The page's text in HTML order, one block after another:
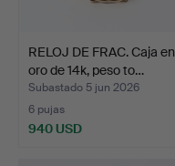
RELOJ DE FRAC. Caja en
oro de 14k, peso to…
Subastado 5 jun 2026
6 pujas
940 USD